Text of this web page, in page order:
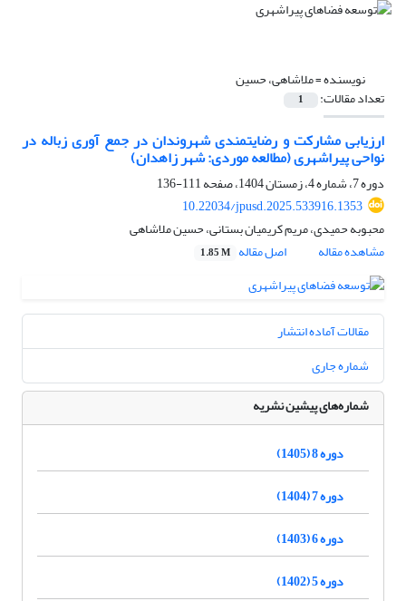
نویسنده =ملاشاهی، حسین
تعداد مقالات: 1
ارزیابی مشارکت و رضایتمندی شهروندان در جمع آوری زباله در
نواحی پیراشهری (مطالعه موردی: شهر زاهدان)
دوره 7، شماره 4، زمستان 1404، صفحه
111-136
10.22034/jpusd.2025.533916.1353
محبوبه حمیدی، مریم کریمیان بستانی، حسین ملاشاهی
مشاهده مقاله
اصل مقاله 1.85 M
مقالات آماده انتشار
شماره جاری
شماره‌های پیشین نشریه
دوره 8 (1405)
دوره 7 (1404)
دوره 6 (1403)
دوره 5 (1402)